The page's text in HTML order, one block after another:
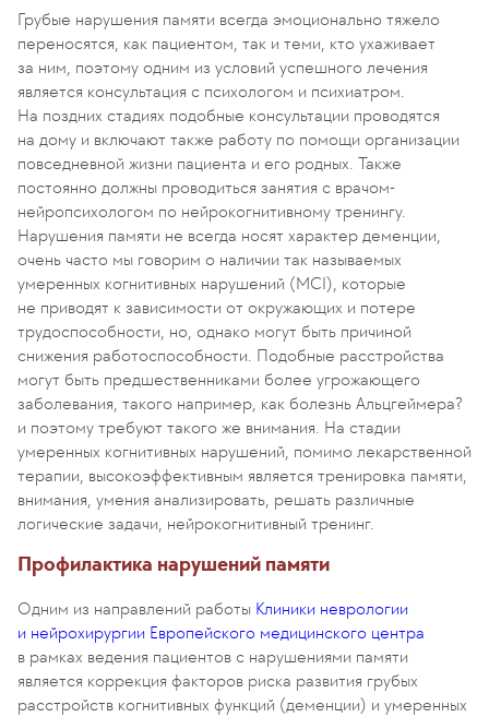
Грубые нарушения памяти всегда эмоционально тяжело
переносятся, как пациентом, так и теми, кто ухаживает
за ним, поэтому одним из условий успешного лечения
является консультация с психологом и психиатром.
На поздних стадиях подобные консультации проводятся
на дому и включают также работу по помощи организации
повседневной жизни пациента и его родных. Также
постоянно должны проводиться занятия с врачом-
нейропсихологом по нейрокогнитивному тренингу.
Нарушения памяти не всегда носят характер деменции,
очень часто мы говорим о наличии так называемых
умеренных когнитивных нарушений (MCI), которые
не приводят к зависимости от окружающих и потере
трудоспособности, но, однако могут быть причиной
снижения работоспособности. Подобные расстройства
могут быть предшественниками более угрожающего
заболевания, такого например, как болезнь Альцгеймера?
и поэтому требуют такого же внимания. На стадии
умеренных когнитивных нарушений, помимо лекарственной
терапии, высокоэффективным является тренировка памяти,
внимания, умения анализировать, решать различные
логические задачи, нейрокогнитивный тренинг.
Профилактика нарушений памяти
Одним из направлений работы Клиники неврологии
и нейрохирургии Европейского медицинского центра
в рамках ведения пациентов с нарушениями памяти
является коррекция факторов риска развития грубых
расстройств когнитивных функций (деменции) и умеренных